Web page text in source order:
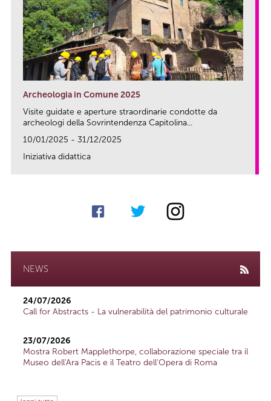
Archeologia in Comune 2025
Visite guidate e aperture straordinarie condotte da
archeologi della Sovrintendenza Capitolina...
10/01/2025 - 31/12/2025
Iniziativa didattica
NEWS
24/07/2026
Call for Abstracts - La vulnerabilità del patrimonio culturale
23/07/2026
Mostra Robert Mapplethorpe, collaborazione speciale tra il
Museo dell'Ara Pacis e il Teatro dell'Opera di Roma